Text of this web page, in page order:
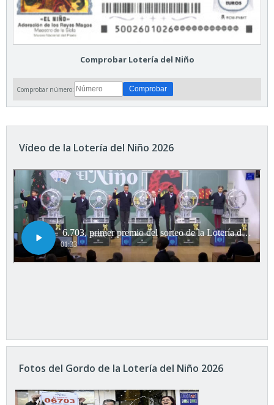
Comprobar Lotería del Niño
Comprobar número:
Vídeo de la Lotería del Niño 2026
Fotos del Gordo de la Lotería del Niño 2026